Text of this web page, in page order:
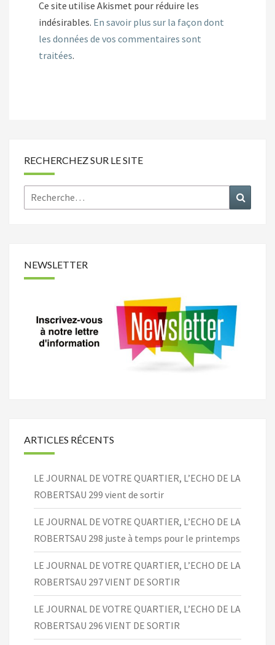
Ce site utilise Akismet pour réduire les
indésirables. En savoir plus sur la façon dont
les données de vos commentaires sont
traitées.
RECHERCHEZ SUR LE SITE
Rechercher :
NEWSLETTER
ARTICLES RÉCENTS
LE JOURNAL DE VOTRE QUARTIER, L’ECHO DE LA
ROBERTSAU 299 vient de sortir
LE JOURNAL DE VOTRE QUARTIER, L’ECHO DE LA
ROBERTSAU 298 juste à temps pour le printemps
LE JOURNAL DE VOTRE QUARTIER, L’ECHO DE LA
ROBERTSAU 297 VIENT DE SORTIR
LE JOURNAL DE VOTRE QUARTIER, L’ECHO DE LA
ROBERTSAU 296 VIENT DE SORTIR